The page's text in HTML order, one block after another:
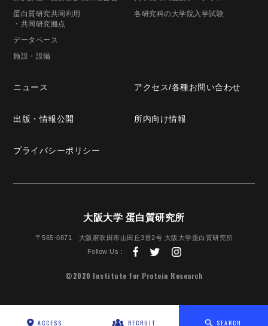
SEARCH
ACCESS RECRUIT
蛋白質研究共同利用
・共同研究拠点
データベース
施設・設備
各研究科の大学院入学試験
ニュース アクセス/各種お問い合わせ
出版・情報公開 所内向け情報
プライバシーポリシー
大阪大学 蛋白質研究所
〒565-0871 大阪府吹田市山田丘3番2号 大阪大学蛋白質研究所
Follow Us :
©2020 Institute for Protein Research